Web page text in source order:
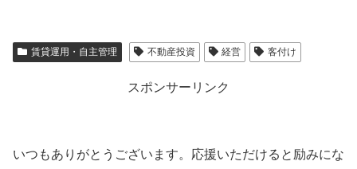
賃貸運用・自主管理 不動産投資 経営 客付け
スポンサーリンク
いつもありがとうございます。応援いただけると励みにな